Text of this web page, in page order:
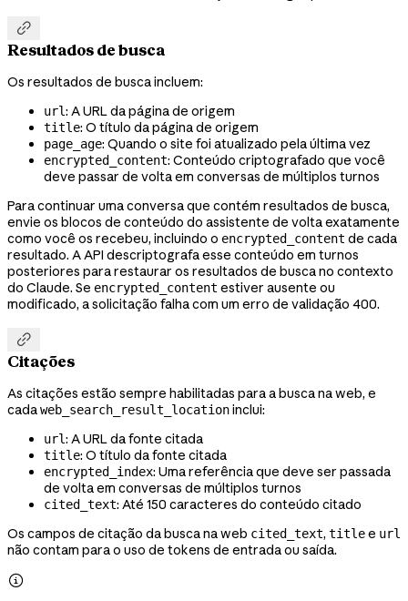

Resultados de busca
Os resultados de busca incluem:
url: A URL da página de origem
title: O título da página de origem
page_age: Quando o site foi atualizado pela última vez
encrypted_content: Conteúdo criptografado que você
deve passar de volta em conversas de múltiplos turnos
Para continuar uma conversa que contém resultados de busca,
envie os blocos de conteúdo do assistente de volta exatamente
como você os recebeu, incluindo o encrypted_content de cada
resultado. A API descriptografa esse conteúdo em turnos
posteriores para restaurar os resultados de busca no contexto
do Claude. Se encrypted_content estiver ausente ou
modificado, a solicitação falha com um erro de validação 400.

Citações
As citações estão sempre habilitadas para a busca na web, e
cadaweb_search_result_locationinclui:
url: A URL da fonte citada
title: O título da fonte citada
encrypted_index: Uma referência que deve ser passada
de volta em conversas de múltiplos turnos
cited_text: Até 150 caracteres do conteúdo citado
Os campos de citação da busca na web cited_text, titlee url
não contam para o uso de tokens de entrada ou saída.
